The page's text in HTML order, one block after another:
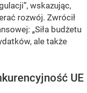
wskazując,
rozwój. Zwrócił
„Siła budżetu
ale także
UE